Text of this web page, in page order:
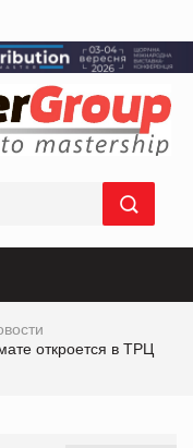
откроется в ТРЦ